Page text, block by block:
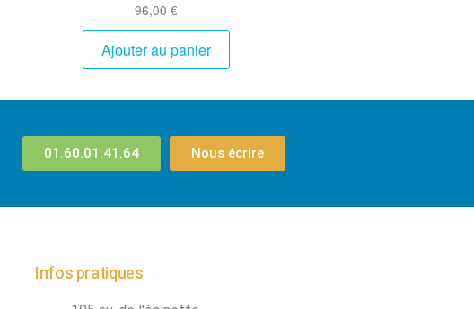
96,00 €
Ajouter au panier
01.60.01.41.64 Nous écrire
Infos pratiques